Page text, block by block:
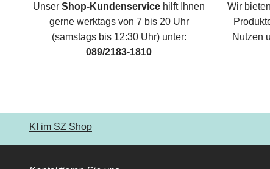
Unser Shop-Kundenservice hilft Ihnen
gerne werktags von 7 bis 20 Uhr
(samstags bis 12:30 Uhr) unter:
089/2183-1810
Wir
Nutzen
KI im SZ Shop